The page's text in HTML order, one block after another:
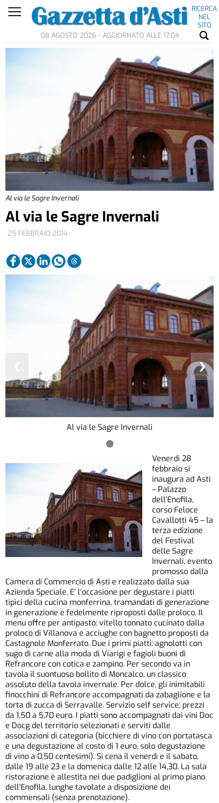
RICERCA
NEL
SITO
08 AGOSTO 2026 - AGGIORNATO ALLE 17.04
Al via le Sagre Invernali
25 FEBBRAIO 2014
Al via le Sagre Invernali
Al via le Sagre Invernali
❯
Venerdì 28
febbraio si
inaugura ad Asti
– Palazzo
dell’Enofila,
corso Feloce
Cavallotti 45 – la
terza edizione
del Festival
delle Sagre
Invernali, evento
promosso dalla
Camera di Commercio di Asti e realizzato dalla sua
Azienda Speciale. E’ l’occasione per degustare i piatti
tipici della cucina monferrina, tramandati di generazione
in generazione e fedelmente riproposti dalle proloco. Il
menu offre per antipasto: vitello tonnato cucinato dalla
proloco di Villanova e acciughe con bagnetto proposti da
Castagnole Monferrato. Due i primi piatti: agnolotti con
sugo di carne alla moda di Viarigi e fagioli buoni di
Refrancore con cotica e zampino. Per secondo va in
tavola il suontuoso bollito di Moncalco, un classico
assoluto della tavola invernale. Per dolce, gli inimitabili
finocchini di Refrancore accompagnati da zabaglione e la
torta di zucca di Serravalle. Servizio self service; prezzi
da 1,50 a 5,70 euro. I piatti sono accompagnati dai vini Doc
e Docg del territorio selezionati e serviti dalle
associazioni di categoria (bicchiere di vino con portatasca
e una degustazione al costo di 1 euro, solo degustazione
di vino a 0,50 centesimi). Si cena il venerdì e il sabato,
dalle 19 alle 23 e la domenica dalle 12 alle 14,30. La sala
ristorazione è allestita nei due padiglioni al primo piano
dell’Enofila, lunghe tavolate a disposizione dei
commensali (senza prenotazione).